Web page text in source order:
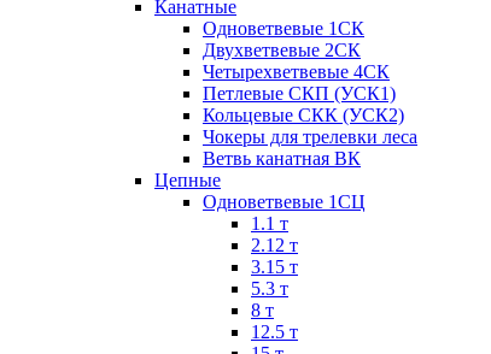
Канатные
Одноветвевые 1СК
Двухветвевые 2СК
Четырехветвевые 4СК
Петлевые СКП (УСК1)
Кольцевые СКК (УСК2)
Чокеры для трелевки леса
Ветвь канатная ВК
Цепные
Одноветвевые 1СЦ
1.1 т
2.12 т
3.15 т
5.3 т
8 т
12.5 т